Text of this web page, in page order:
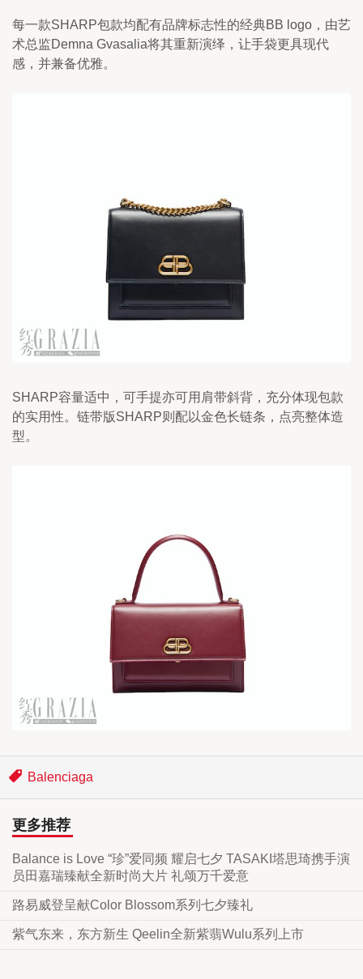
每一款SHARP包款均配有品牌标志性的经典BB logo，由艺
术总监Demna Gvasalia将其重新演绎，让手袋更具现代
感，并兼备优雅。
SHARP容量适中，可手提亦可用肩带斜背，充分体现包款
的实用性。链带版SHARP则配以金色长链条，点亮整体造
型。
​Balenciaga
更多推荐
Balance is Love “珍”爱同频 耀启七夕 TASAKI塔思琦携手演
员田嘉瑞臻献全新时尚大片 礼颂万千爱意
路易威登呈献Color Blossom系列七夕臻礼
紫气东来，东方新生 Qeelin全新紫翡Wulu系列上市